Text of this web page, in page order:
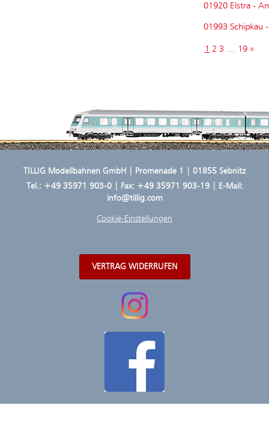
01920 Elstra -
01993 Schipkau
1 2 3 … 19 »
TILLIG Modellbahnen GmbH | Promenade 1 | 01855 Sebnitz
Tel.: +49 35971 903-0| Fax: +49 35971 903-19 | E-Mail:
info@tillig.com
Cookie-Einstellungen
VERTRAG WIDERRUFEN